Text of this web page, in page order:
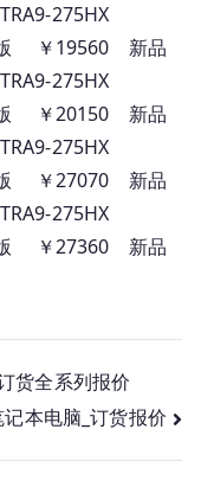
275HX
版 ￥19560 新品
275HX
版 ￥20150 新品
275HX
版 ￥27070 新品
275HX
版 ￥27360 新品
货全系列报价
本电脑_订货报价